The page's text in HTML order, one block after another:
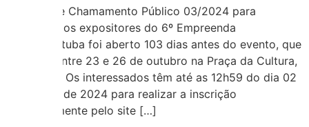
O Edital de Chamamento Público 03/2024 para
selecionar os expositores do 6º Empreenda
Caraguatatuba foi aberto 103 dias antes do evento, que
ocorrerá entre 23 e 26 de outubro na Praça da Cultura,
no Centro. Os interessados têm até as 12h59 do dia 02
de agosto de 2024 para realizar a inscrição
exclusivamente pelo site […]